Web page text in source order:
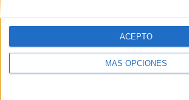
MÁS OPCIONES
ACEPTO